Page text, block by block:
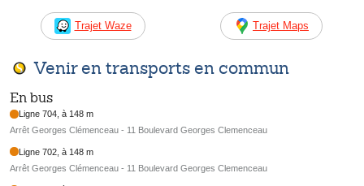
Trajet Waze Trajet Maps
Venir en transports en commun
En bus
Ligne 704, à 148 m
Arrêt Georges Clémenceau - 11 Boulevard Georges Clemenceau
Ligne 702, à 148 m
Arrêt Georges Clémenceau - 11 Boulevard Georges Clemenceau